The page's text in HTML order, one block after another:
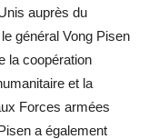
auprès du
général Vong Pisen
la coopération
et la
Forces armées
a également